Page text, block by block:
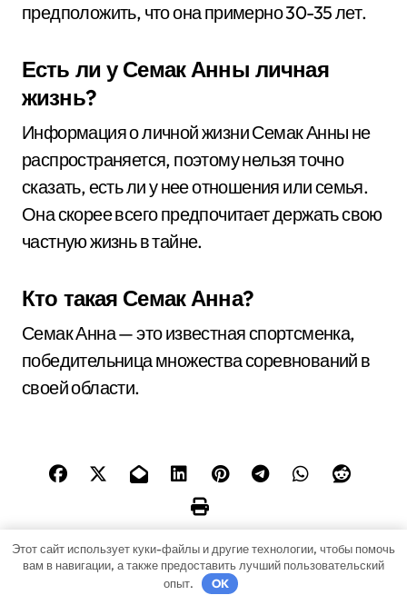
предположить, что она примерно 30-35 лет.
Есть ли у Семак Анны личная
жизнь?
Информация о личной жизни Семак Анны не
распространяется, поэтому нельзя точно
сказать, есть ли у нее отношения или семья.
Она скорее всего предпочитает держать свою
частную жизнь в тайне.
Кто такая Семак Анна?
Семак Анна — это известная спортсменка,
победительница множества соревнований в
своей области.
Этот сайт использует куки-файлы и другие технологии, чтобы помочь
вам в навигации, а также предоставить лучший пользовательский
опыт.
OK